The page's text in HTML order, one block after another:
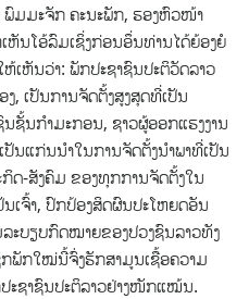
ມມະຈັກ ຄະນະພັກ, ຮອງຫົວໜ້າ
ຫັນໂອ້ລົມເຊິ່ງກ່ອນອຶ່ນທ່ານໄດ້ຍ້ອງຍໍ
ເຫັນວ່າ: ພັກປະຊາຊົນປະຕິວັດລາວ
, ເປັນການຈັດຕັ້ງສູງສຸດທີ່ເປັນ
ນກໍາມະກອນ, ຊາວຜູ້ອອກແຮງງານ
ນແກ່ນນໍາໃນການຈັດຕັ້ງນໍາພາທີ່ເປັນ
ກິດ-ສັງຄົມ ຂອງທຸກການຈັດຕັ້ງໃນ
ເຈົ້າ, ປົກປ້ອງສິດຜົນປະໂຫຍດອັນ
ະບຽບກົດໝາຍຂອງປວງຊົນລາວທັງ
ພັກໃໝ່ນີ້ຈົ່ງຮັກສາມູນເຊື້ອຄວາມ
ະຊາຊົນປະຕິລາວຢ່າງໜັກແໝ້ນ.